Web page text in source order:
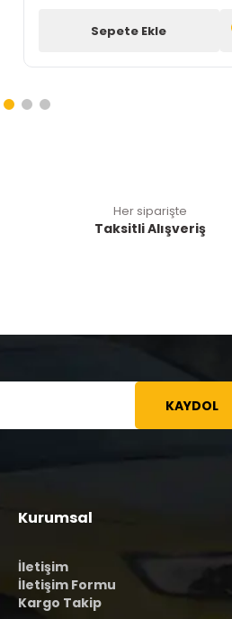
Sepete Ekle
Her siparişte
Taksitli Alışveriş
KAYDOL
Kurumsal
İletişim
İletişim Formu
Kargo Takip